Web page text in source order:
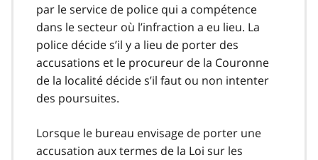
par le service de police qui a compétence
dans le secteur où l’infraction a eu lieu. La
police décide s’il y a lieu de porter des
accusations et le procureur de la Couronne
de la localité décide s’il faut ou non intenter
des poursuites.
Lorsque le bureau envisage de porter une
accusation aux termes de la Loi sur les